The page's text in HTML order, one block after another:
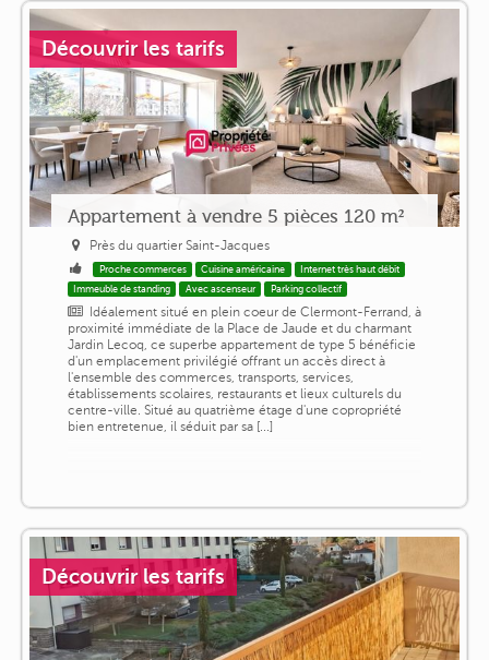
Découvrir les tarifs
Appartement à vendre 5 pièces 120 m²
Près du quartier Saint-Jacques
Proche commerces Cuisine américaine
Internet très haut débit
Immeuble de standing
Avec ascenseur Parking collectif
Idéalement situé en plein coeur de Clermont-Ferrand, à
proximité immédiate de la Place de Jaude et du charmant
Jardin Lecoq, ce superbe appartement de type 5 bénéficie
d'un emplacement privilégié offrant un accès direct à
l'ensemble des commerces, transports, services,
établissements scolaires, restaurants et lieux culturels du
centre-ville. Situé au quatrième étage d'une copropriété
bien entretenue, il séduit par sa [...]
Découvrir les tarifs